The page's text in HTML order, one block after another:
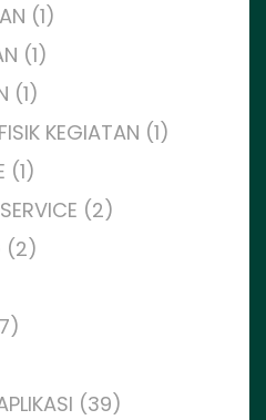
(1)
(1)
(1)
KEGIATAN (1)
(1)
(2)
(2)
(39)